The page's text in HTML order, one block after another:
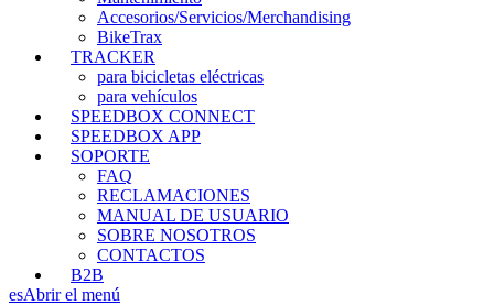
Accesorios/Servicios/Merchandising
BikeTrax
TRACKER
para bicicletas eléctricas
para vehículos
SPEEDBOX CONNECT
SPEEDBOX APP
SOPORTE
FAQ
RECLAMACIONES
MANUAL DE USUARIO
SOBRE NOSOTROS
CONTACTOS
B2B
esAbrir el menú